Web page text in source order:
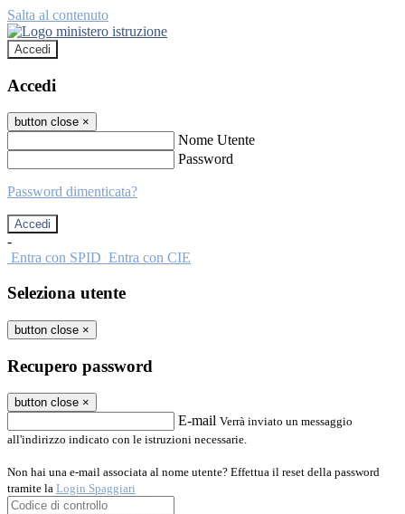
Salta al contenuto
Accedi
Accedi
button close ×
Nome Utente
Password
Password dimenticata?
-
Entra con SPID Entra con CIE
Seleziona utente
button close ×
Recupero password
button close ×
E-mail Verrà inviato un messaggio
all'indirizzo indicato con le istruzioni necessarie.
Non hai una e-mail associata al nome utente? Effettua il reset della password
tramite la Login Spaggiari